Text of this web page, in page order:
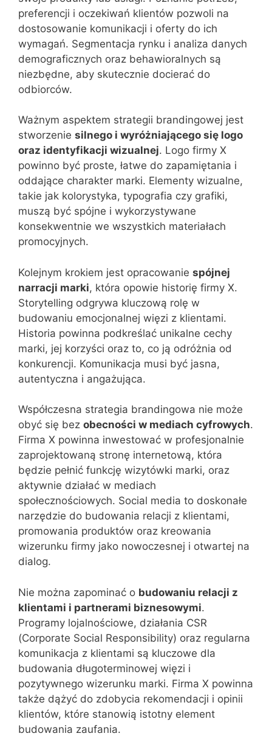
preferencji i oczekiwań klientów pozwoli na
dostosowanie komunikacji i oferty do ich
wymagań. Segmentacja rynku i analiza danych
demograficznych oraz behawioralnych są
niezbędne, aby skutecznie docierać do
odbiorców.
Ważnym aspektem strategii brandingowej jest
stworzenie silnego i wyróżniającego się logo
oraz identyfikacji wizualnej. Logo firmy X
powinno być proste, łatwe do zapamiętania i
oddające charakter marki. Elementy wizualne,
takie jak kolorystyka, typografia czy grafiki,
muszą być spójne i wykorzystywane
konsekwentnie we wszystkich materiałach
promocyjnych.
Kolejnym krokiem jest opracowanie spójnej
narracji marki, która opowie historię firmy X.
Storytelling odgrywa kluczową rolę w
budowaniu emocjonalnej więzi z klientami.
Historia powinna podkreślać unikalne cechy
marki, jej korzyści oraz to, co ją odróżnia od
konkurencji. Komunikacja musi być jasna,
autentyczna i angażująca.
Współczesna strategia brandingowa nie może
obyć się bez obecności w mediach cyfrowych.
Firma X powinna inwestować w profesjonalnie
zaprojektowaną stronę internetową, która
będzie pełnić funkcję wizytówki marki, oraz
aktywnie działać w mediach
społecznościowych. Social media to doskonałe
narzędzie do budowania relacji z klientami,
promowania produktów oraz kreowania
wizerunku firmy jako nowoczesnej i otwartej na
dialog.
Nie można zapominać o budowaniu relacji z
klientami i partnerami biznesowymi.
Programy lojalnościowe, działania CSR
(Corporate Social Responsibility) oraz regularna
komunikacja z klientami są kluczowe dla
budowania długoterminowej więzi i
pozytywnego wizerunku marki. Firma X powinna
także dążyć do zdobycia rekomendacji i opinii
klientów, które stanowią istotny element
budowania zaufania.